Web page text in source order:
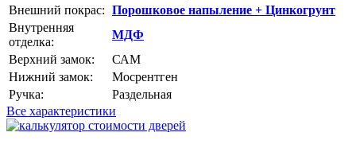
Внешний покрас: Порошковое напыление + Цинкогрунт
Внутренняя
отделка:
МДФ
Верхний замок:
САМ
Нижний замок:
Мосрентген
Ручка:
Раздельная
Все характеристики